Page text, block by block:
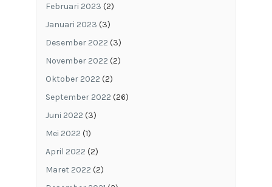
Februari 2023 (2)
Januari 2023 (3)
Desember 2022 (3)
November 2022 (2)
Oktober 2022 (2)
September 2022 (26)
Juni 2022 (3)
Mei 2022 (1)
April 2022 (2)
Maret 2022 (2)